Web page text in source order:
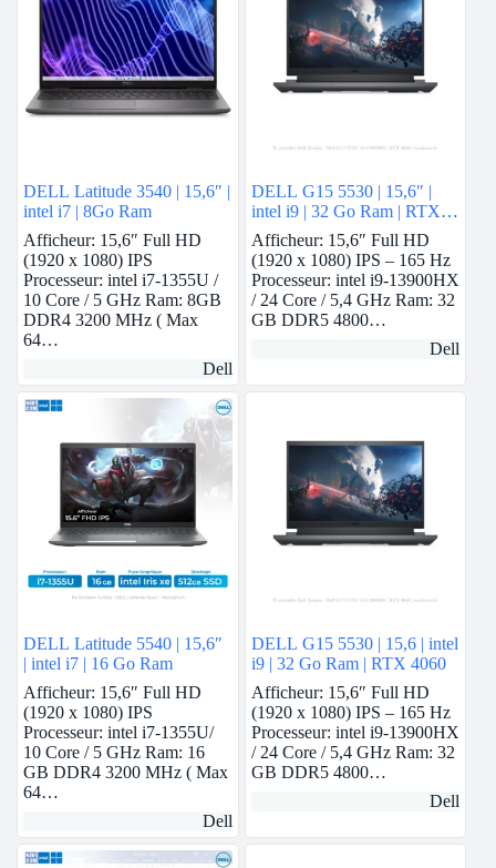
DELL Latitude 3540 | 15,6″ |
intel i7 | 8Go Ram
Afficheur: 15,6″ Full HD
(1920 x 1080) IPS
Processeur: intel i7-1355U /
10 Core / 5 GHz Ram: 8GB
DDR4 3200 MHz ( Max
64…
Dell
DELL G15 5530 | 15,6″ |
intel i9 | 32 Go Ram | RTX
4060
Afficheur: 15,6″ Full HD
(1920 x 1080) IPS – 165 Hz
Processeur: intel i9-13900HX
/ 24 Core / 5,4 GHz Ram: 32
GB DDR5 4800…
Dell
DELL Latitude 5540 | 15,6″
| intel i7 | 16 Go Ram
Afficheur: 15,6″ Full HD
(1920 x 1080) IPS
Processeur: intel i7-1355U/
10 Core / 5 GHz Ram: 16
GB DDR4 3200 MHz ( Max
64…
Dell
DELL G15 5530 | 15,6 | intel
i9 | 32 Go Ram | RTX 4060
Afficheur: 15,6″ Full HD
(1920 x 1080) IPS – 165 Hz
Processeur: intel i9-13900HX
/ 24 Core / 5,4 GHz Ram: 32
GB DDR5 4800…
Dell